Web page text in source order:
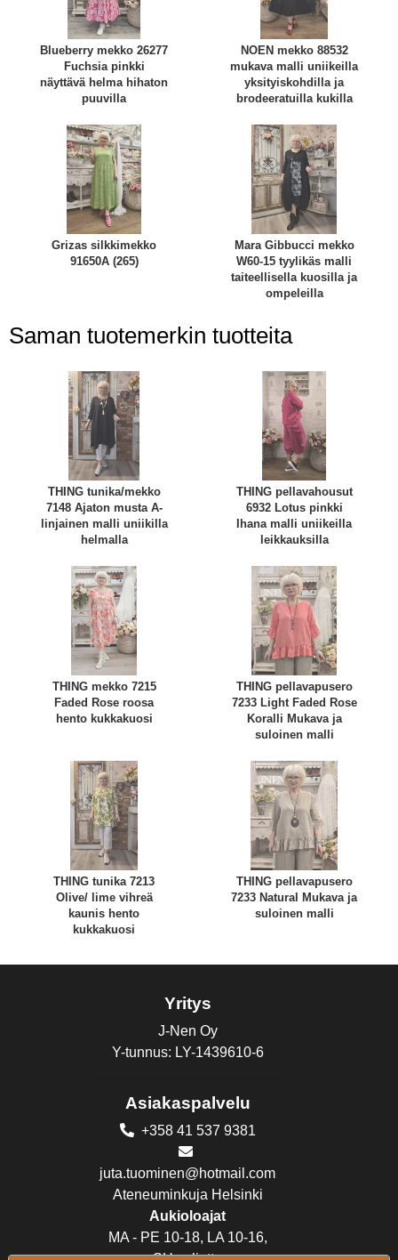
Blueberry mekko 26277
Fuchsia pinkki
näyttävä helma hihaton
puuvilla
NOEN mekko 88532
mukava malli uniikeilla
yksityiskohdilla ja
brodeeratuilla kukilla
Grizas silkkimekko
91650A (265)
Mara Gibbucci mekko
W60-15 tyylikäs malli
taiteellisella kuosilla ja
ompeleilla
Saman tuotemerkin tuotteita
THING tunika/mekko
7148 Ajaton musta A-
linjainen malli uniikilla
helmalla
THING pellavahousut
6932 Lotus pinkki
Ihana malli uniikeilla
leikkauksilla
THING mekko 7215
Faded Rose roosa
hento kukkakuosi
THING pellavapusero
7233 Light Faded Rose
Koralli Mukava ja
suloinen malli
THING tunika 7213
Olive/ lime vihreä
kaunis hento
kukkakuosi
THING pellavapusero
7233 Natural Mukava ja
suloinen malli
Yritys
J-Nen Oy
Y-tunnus: LY-1439610-6
Asiakaspalvelu
+358 41 537 9381
juta.tuominen@hotmail.com
Ateneuminkuja Helsinki
Aukioloajat
MA - PE 10-18, LA 10-16,